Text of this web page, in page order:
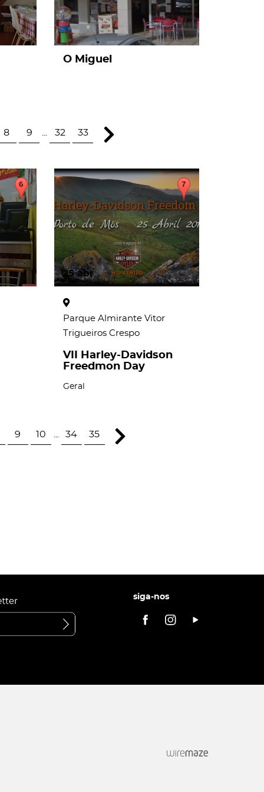
O Miguel
8 9 32 33
25 abr
Parque Almirante Vitor
Trigueiros Crespo
VII Harley-Davidson
Freedmon Day
Geral
9 10 34 35
siga-nos